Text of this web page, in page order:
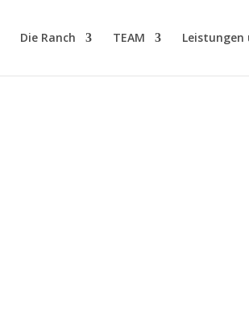
Die Ranch TEAM Leistungen